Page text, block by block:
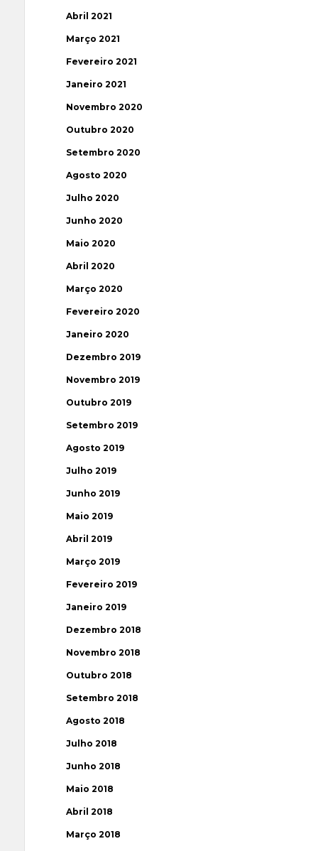
Abril 2021
Março 2021
Fevereiro 2021
Janeiro 2021
Novembro 2020
Outubro 2020
Setembro 2020
Agosto 2020
Julho 2020
Junho 2020
Maio 2020
Abril 2020
Março 2020
Fevereiro 2020
Janeiro 2020
Dezembro 2019
Novembro 2019
Outubro 2019
Setembro 2019
Agosto 2019
Julho 2019
Junho 2019
Maio 2019
Abril 2019
Março 2019
Fevereiro 2019
Janeiro 2019
Dezembro 2018
Novembro 2018
Outubro 2018
Setembro 2018
Agosto 2018
Julho 2018
Junho 2018
Maio 2018
Abril 2018
Março 2018